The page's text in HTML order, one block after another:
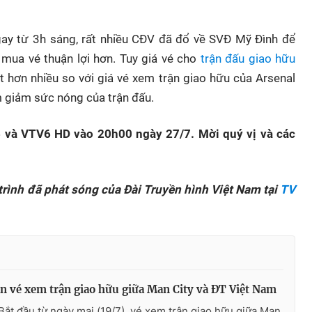
từ 3h sáng, rất nhiều CĐV đã đổ về SVĐ Mỹ Đình để
vé thuận lợi hơn. Tuy giá vé cho trận đấu giao hữu
hơn nhiều so với giá vé xem trận giao hữu của Arsenal
sức nóng của trận đấu.
VTV6 HD vào 20h00 ngày 27/7. Mời quý vị và các
đã phát sóng của Đài Truyền hình Việt Nam tại TV
vé xem trận giao hữu giữa Man City và ĐT Việt Nam